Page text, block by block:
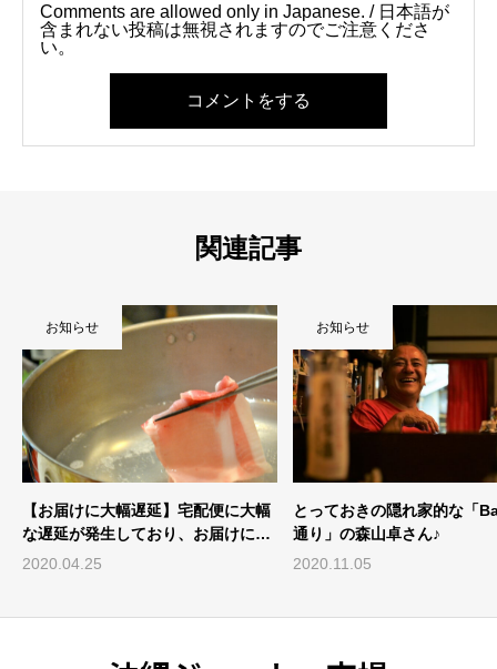
Comments are allowed only in Japanese. / 日本語が
含まれない投稿は無視されますのでご注意くださ
い。
コメントをする
関連記事
とっておきの隠れ家的な「Bar海岸
通り」の森山卓さん♪
2020.11.05
お知らせ
珈琲好きな方に捧ぐ ー 珈琲
県産豚のマリアージュ・ソ
「コーヒーブ...
2020.11.30
お知らせ